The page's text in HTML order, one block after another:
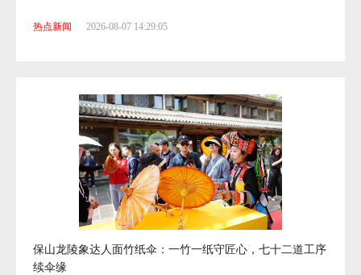
热点新闻 2026-08-07 14:29:05
保山龙陵象达人面竹纸伞：一竹一纸守匠心，七十二道工序
续伞缘